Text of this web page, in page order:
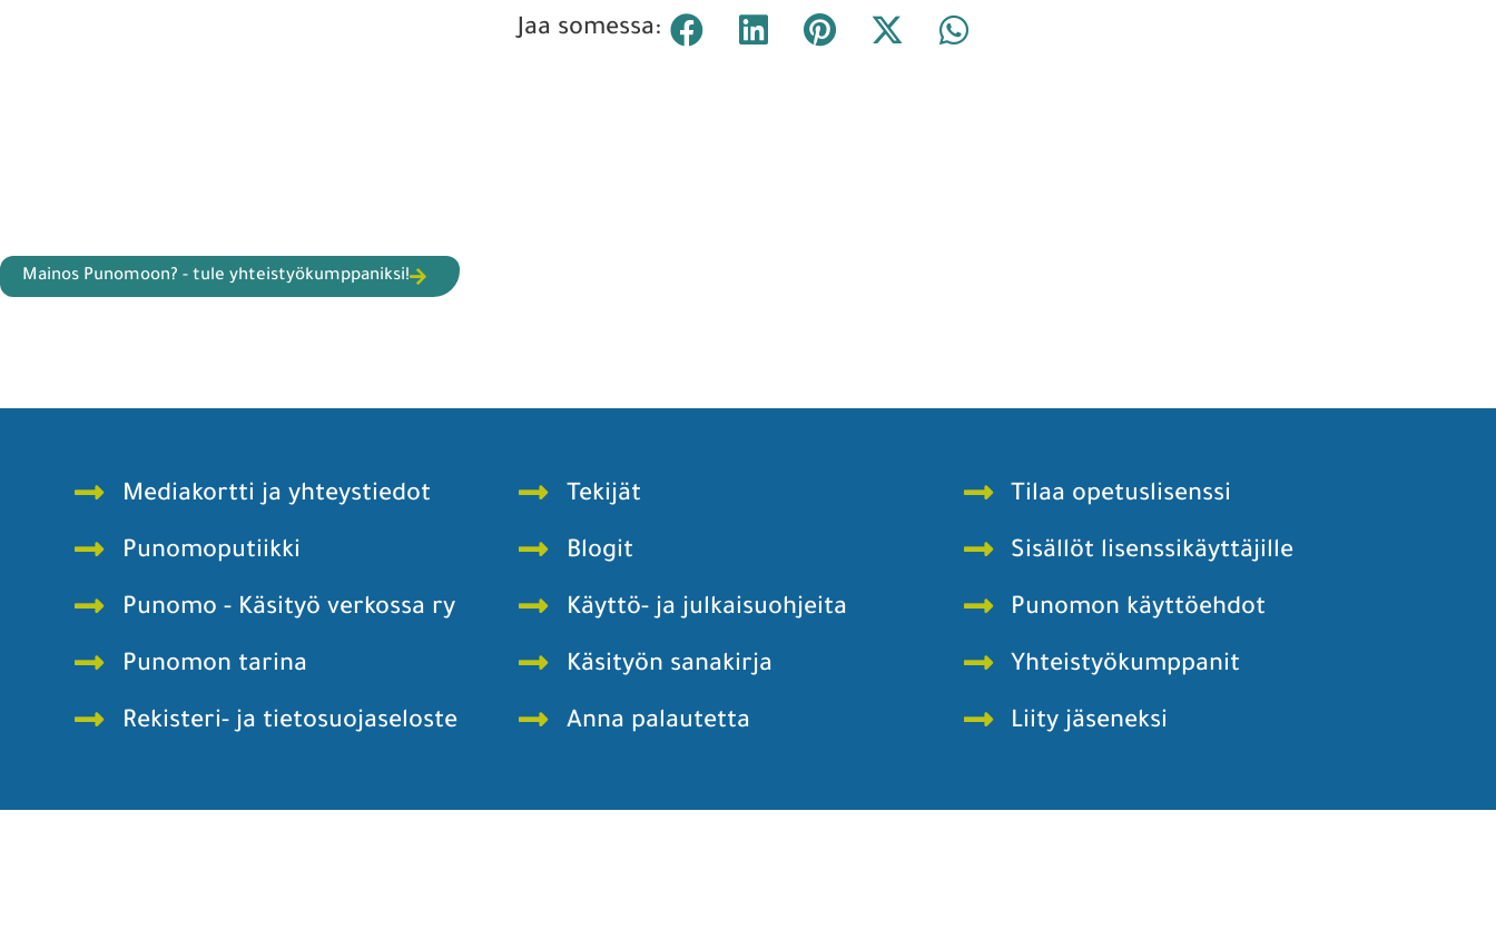
Jaa somessa:
Mainos Punomoon? - tule yhteistyökumppaniksi!
Mediakortti ja yhteystiedot
Punomoputiikki
Punomo - Käsityö verkossa ry
Punomon tarina
Rekisteri- ja tietosuojaseloste
Tekijät
Blogit
Käyttö- ja julkaisuohjeita
Käsityön sanakirja
Anna palautetta
Tilaa opetuslisenssi
Sisällöt lisenssikäyttäjille
Punomon käyttöehdot
Yhteistyökumppanit
Liity jäseneksi